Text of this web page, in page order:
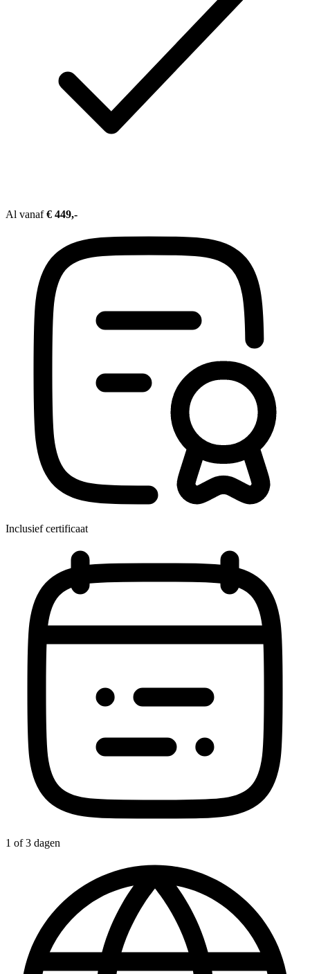
Al vanaf€ 449,-
Inclusief certificaat
1 of 3 dagen